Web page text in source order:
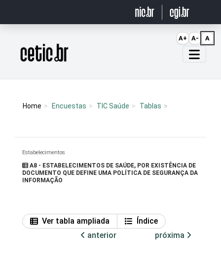
Página inicial
Home Encuestas TIC Saúde Tablas
Estabelecimentos
A8 - ESTABELECIMENTOS DE SAÚDE, POR EXISTÊNCIA DE
DOCUMENTO QUE DEFINE UMA POLÍTICA DE SEGURANÇA DA
INFORMAÇÃO
Ver tabla ampliada
Índice
anterior
próxima
A+ A- A